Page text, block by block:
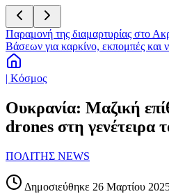
Παραμονή της διαμαρτυρίας στο
Βάσεων για καρκίνο, εκπομπές και
| Κόσμος
Ουκρανία: Μαζική
drones στη γενέτειρα
ΠΟΛΙΤΗΣ NEWS
Δημοσιεύθηκε 26 Μαρτίου